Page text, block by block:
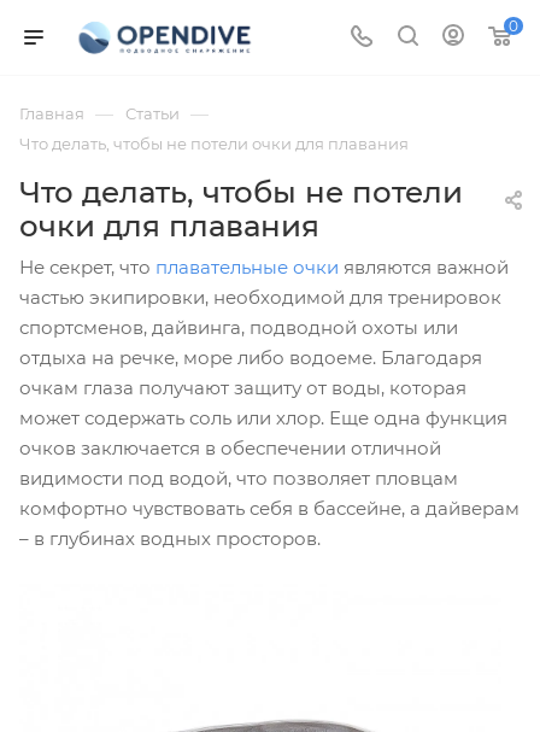
0
Главная — Статьи —
Что делать, чтобы не потели очки для плавания
Что делать, чтобы не потели
очки для плавания
Не секрет, что плавательные очки являются важной
частью экипировки, необходимой для тренировок
спортсменов, дайвинга, подводной охоты или
отдыха на речке, море либо водоеме. Благодаря
очкам глаза получают защиту от воды, которая
может содержать соль или хлор. Еще одна функция
очков заключается в обеспечении отличной
видимости под водой, что позволяет пловцам
комфортно чувствовать себя в бассейне, а дайверам
– в глубинах водных просторов.